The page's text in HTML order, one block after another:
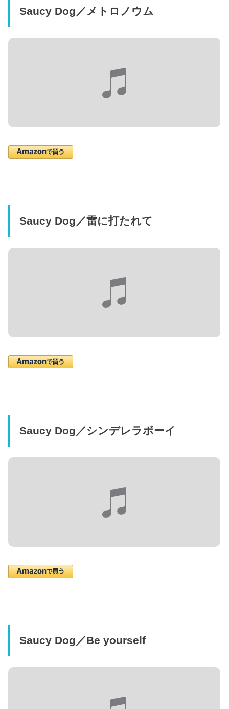
Saucy Dog／メトロノウム
Saucy Dog／雷に打たれて
Saucy Dog／シンデレラボーイ
Saucy Dog／Be yourself